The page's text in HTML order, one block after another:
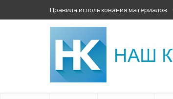
Правила использования материалов